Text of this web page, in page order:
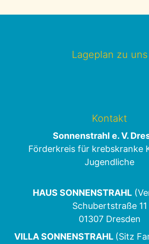
Lageplan zu uns
Kontakt
Sonnenstrahl e. V.
Förderkreis für krebskranke
Jugendliche
HAUS SONNENSTRAHL
Schubertstraße 11
01307 Dresden
VILLA SONNENSTRAHL (Sitz